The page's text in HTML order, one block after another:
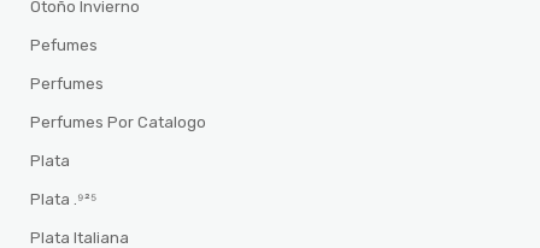
Otoño Invierno
Pefumes
Perfumes
Perfumes Por Catalogo
Plata
Plata .⁹²⁵
Plata Italiana